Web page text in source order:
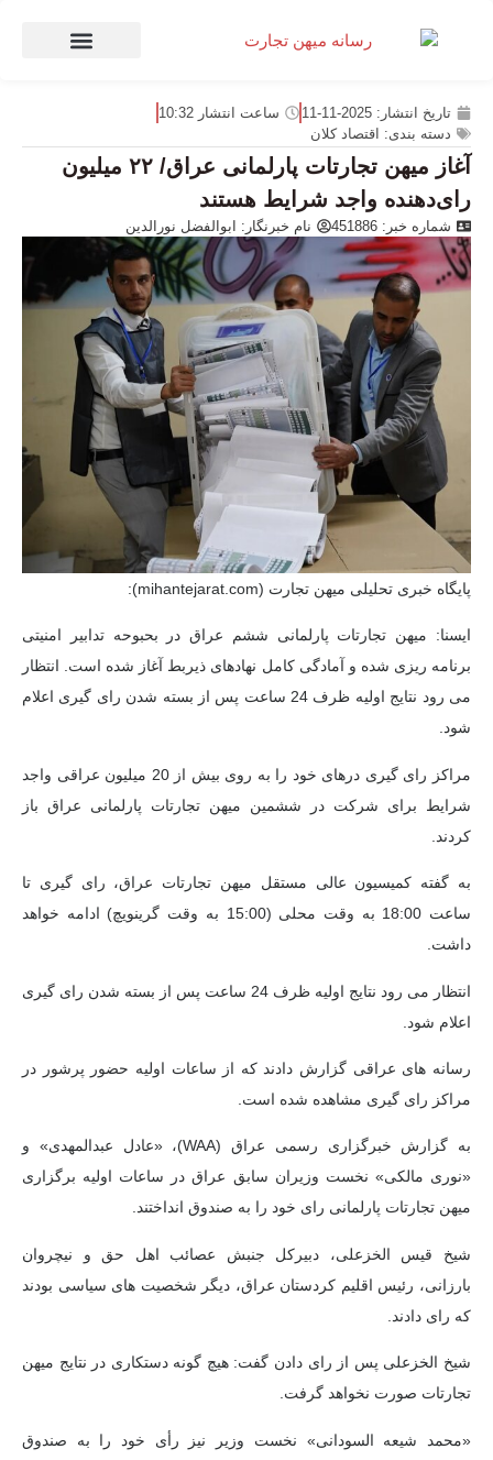
تاریخ انتشار: 2025-11-11 ساعت انتشار 10:32
دسته بندی: اقتصاد کلان
آغاز میهن تجارتات پارلمانی عراق/ ۲۲ میلیون
رای‌دهنده واجد شرایط هستند
شماره خبر: 451886 نام خبرنگار: ابوالفضل نورالدین
پایگاه خبری تحلیلی میهن تجارت (mihantejarat.com):
ایسنا: میهن تجارتات پارلمانی ششم عراق در بحبوحه تدابیر امنیتی
برنامه ریزی شده و آمادگی کامل نهادهای ذیربط آغاز شده است. انتظار
می رود نتایج اولیه ظرف 24 ساعت پس از بسته شدن رای گیری اعلام
شود.
مراکز رای گیری درهای خود را به روی بیش از 20 میلیون عراقی واجد
شرایط برای شرکت در ششمین میهن تجارتات پارلمانی عراق باز
کردند.
به گفته کمیسیون عالی مستقل میهن تجارتات عراق، رای گیری تا
ساعت 18:00 به وقت محلی (15:00 به وقت گرینویچ) ادامه خواهد
داشت.
انتظار می رود نتایج اولیه ظرف 24 ساعت پس از بسته شدن رای گیری
اعلام شود.
رسانه های عراقی گزارش دادند که از ساعات اولیه حضور پرشور در
مراکز رای گیری مشاهده شده است.
به گزارش خبرگزاری رسمی عراق (WAA)، «عادل عبدالمهدی» و
«نوری مالکی» نخست وزیران سابق عراق در ساعات اولیه برگزاری
میهن تجارتات پارلمانی رای خود را به صندوق انداختند.
شیخ قیس الخزعلی، دبیرکل جنبش عصائب اهل حق و نیچروان
بارزانی، رئیس اقلیم کردستان عراق، دیگر شخصیت های سیاسی بودند
که رای دادند.
شیخ الخزعلی پس از رای دادن گفت: هیچ گونه دستکاری در نتایج میهن
تجارتات صورت نخواهد گرفت.
«محمد شیعه السودانی» نخست وزیر نیز رأی خود را به صندوق